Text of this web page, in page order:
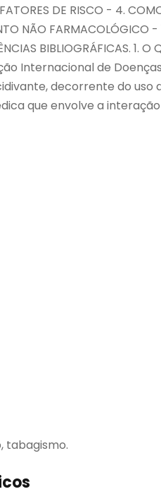
DE RISCO - 4.
NÃO FARMACOLÓGICO
Internacional de
decorrente do uso
que envolve a
tabagismo.